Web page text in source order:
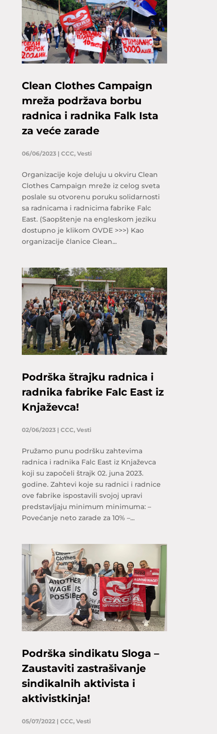
Clean Clothes Campaign
mreža podržava borbu
radnica i radnika Falk Ista
za veće zarade
06/06/2023| CCC, Vesti
Organizacije koje deluju u okviru Clean
Clothes Campaign mreže iz celog sveta
poslale su otvorenu poruku solidarnosti
sa radnicama i radnicima fabrike Falc
East. (Saopštenje na engleskom jeziku
dostupno je klikom OVDE >>>) Kao
organizacije članice Clean...
Podrška štrajku radnica i
radnika fabrike Falc East iz
Knjaževca!
02/06/2023| CCC, Vesti
Pružamo punu podršku zahtevima
radnica i radnika Falc East iz Knjaževca
koji su započeli štrajk 02. juna 2023.
godine. Zahtevi koje su radnici i radnice
ove fabrike ispostavili svojoj upravi
predstavljaju minimum minimuma: –
Povećanje neto zarade za 10% –...
Podrška sindikatu Sloga –
Zaustaviti zastrašivanje
sindikalnih aktivista i
aktivistkinja!
05/07/2022| CCC, Vesti